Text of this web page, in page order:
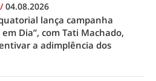
/04.08.2026
lança campanha
em Dia”, com Tati Machado,
a adimplência dos